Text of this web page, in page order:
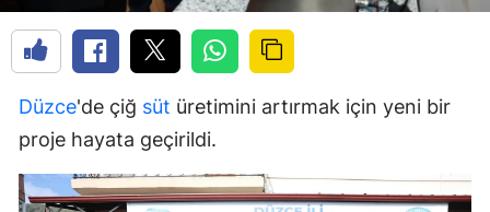
Düzce'de çiğ süt üretimini artırmak için yeni bir
proje hayata geçirildi.